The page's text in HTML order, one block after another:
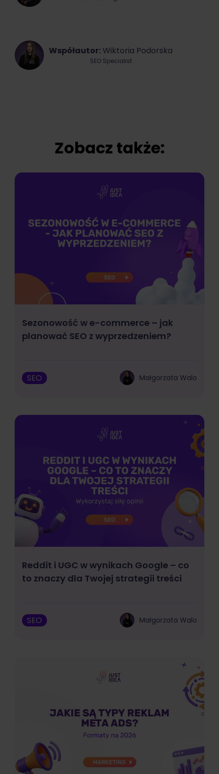
Współautor:Wiktoria Podorska
SEO Specialist
Zobacz także:
Sezonowość w e-commerce – jak
planować SEO z wyprzedzeniem?
SEO Małgorzata Walo
Reddit i UGC w wynikach Google – co
to znaczy dla Twojej strategii treści
SEO Małgorzata Walo